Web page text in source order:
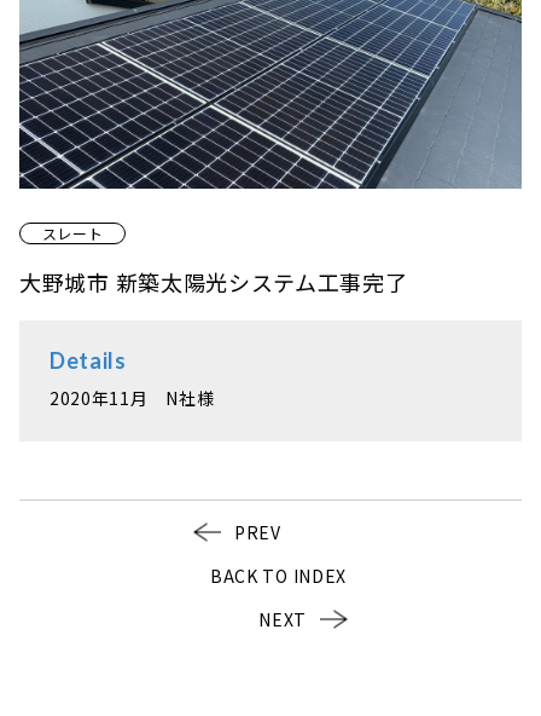
スレート
大野城市 新築太陽光システム工事完了
Details
2020年11月 N社様
PREV
BACK TO INDEX
NEXT